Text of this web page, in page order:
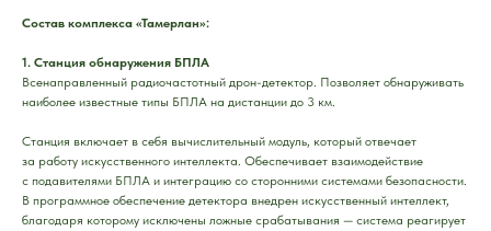
Состав комплекса «Тамерлан»:
1. Станция обнаружения БПЛА
Всенаправленный радиочастотный дрон-детектор. Позволяет обнаруживать
наиболее известные типы БПЛА на дистанции до 3 км.
Станция включает в себя вычислительный модуль, который отвечает
за работу искусственного интеллекта. Обеспечивает взаимодействие
с подавителями БПЛА и интеграцию со сторонними системами безопасности.
В программное обеспечение детектора внедрен искусственный интеллект,
благодаря которому исключены ложные срабатывания — система реагирует